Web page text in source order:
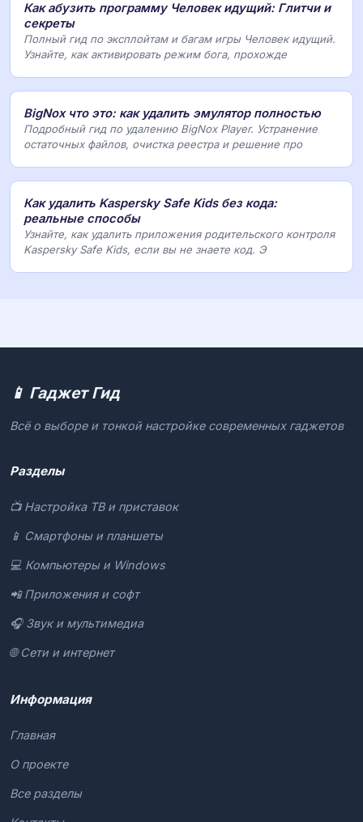
Как абузить программу Человек идущий: Глитчи и
секреты
Полный гид по эксплойтам и багам игры Человек идущий.
Узнайте, как активировать режим бога, прохожде
BigNox что это: как удалить эмулятор полностью
Подробный гид по удалению BigNox Player. Устранение
остаточных файлов, очистка реестра и решение про
Как удалить Kaspersky Safe Kids без кода:
реальные способы
Узнайте, как удалить приложения родительского контроля
Kaspersky Safe Kids, если вы не знаете код. Э
📱 Гаджет Гид
Всё о выборе и тонкой настройке современных гаджетов
Разделы
📺 Настройка ТВ и приставок
📱 Смартфоны и планшеты
💻 Компьютеры и Windows
📲 Приложения и софт
🎧 Звук и мультимедиа
🌐 Сети и интернет
Информация
Главная
О проекте
Все разделы